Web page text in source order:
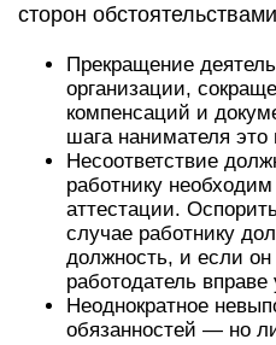
сторон
Прекращение
организации,
компенсаций и
шага нанимателя это
Несоответствие
работнику
аттестации.
случае работнику
должность, и если он
работодатель вправе
Неоднократное
обязанностей — но